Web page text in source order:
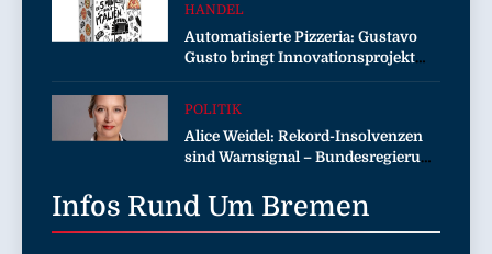
HANDEL
Automatisierte Pizzeria: Gustavo
Gusto bringt Innovationsprojekt
„Gustavomat“ an den Start
POLITIK
Alice Weidel: Rekord-Insolvenzen
sind Warnsignal – Bundesregierung
Infos Rund Um Bremen